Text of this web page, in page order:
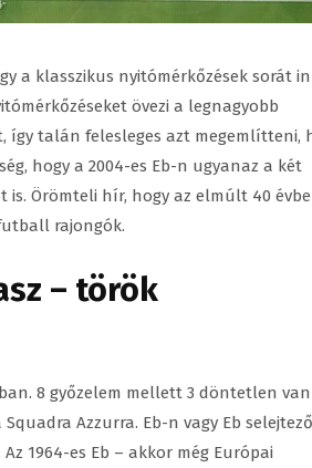
a klasszikus nyitómérkőzések sorát
övezi a legnagyobb
így talán felesleges azt megemlítteni,
hogy a 2004-es Eb-n ugyanaz a két
Örömteli hír, hogy az elmúlt 40
rajongók.
– török
8 győzelem mellett 3 döntetlen
Azzurra. Eb-n vagy Eb
1964-es Eb – akkor még Európai